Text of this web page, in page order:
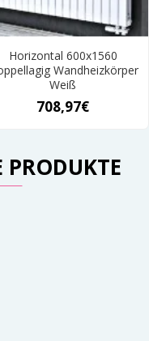
Horizontal 600x1560
Wandheizkörper
Weiß
708,97€
PRODUKTE